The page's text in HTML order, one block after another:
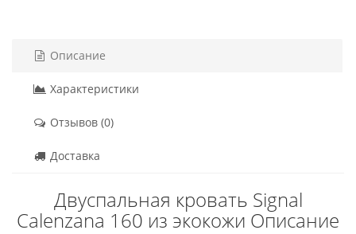
Описание
Характеристики
Отзывов (0)
Доставка
Двуспальная кровать Signal
Calenzana 160 из экокожи Описание